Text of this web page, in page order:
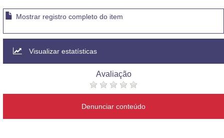
Mostrar registro completo do item
Visualizar estatísticas
Avaliação
Denunciar conteúdo